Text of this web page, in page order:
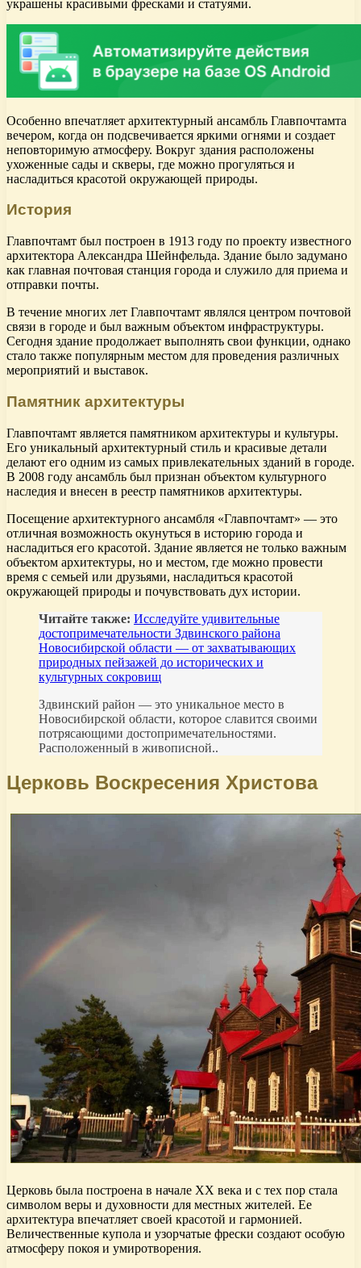
украшены красивыми фресками и статуями.
Особенно впечатляет архитектурный ансамбль Главпочтамта
вечером, когда он подсвечивается яркими огнями и создает
неповторимую атмосферу. Вокруг здания расположены
ухоженные сады и скверы, где можно прогуляться и
насладиться красотой окружающей природы.
История
Главпочтамт был построен в 1913 году по проекту известного
архитектора Александра Шейнфельда. Здание было задумано
как главная почтовая станция города и служило для приема и
отправки почты.
В течение многих лет Главпочтамт являлся центром почтовой
связи в городе и был важным объектом инфраструктуры.
Сегодня здание продолжает выполнять свои функции, однако
стало также популярным местом для проведения различных
мероприятий и выставок.
Памятник архитектуры
Главпочтамт является памятником архитектуры и культуры.
Его уникальный архитектурный стиль и красивые детали
делают его одним из самых привлекательных зданий в городе.
В 2008 году ансамбль был признан объектом культурного
наследия и внесен в реестр памятников архитектуры.
Посещение архитектурного ансамбля «Главпочтамт» — это
отличная возможность окунуться в историю города и
насладиться его красотой. Здание является не только важным
объектом архитектуры, но и местом, где можно провести
время с семьей или друзьями, насладиться красотой
окружающей природы и почувствовать дух истории.
Читайте также: Исследуйте удивительные
достопримечательности Здвинского района
Новосибирской области — от захватывающих
природных пейзажей до исторических и
культурных сокровищ
Здвинский район — это уникальное место в
Новосибирской области, которое славится своими
потрясающими достопримечательностями.
Расположенный в живописной..
Церковь Воскресения Христова
Церковь была построена в начале XX века и с тех пор стала
символом веры и духовности для местных жителей. Ее
архитектура впечатляет своей красотой и гармонией.
Величественные купола и узорчатые фрески создают особую
атмосферу покоя и умиротворения.